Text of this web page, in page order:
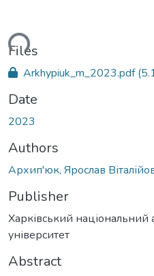
Files
Arkhypiuk_m_2023.pdf
Date
2023
Authors
Архип'юк, Ярослав
Publisher
Харківський
університет
Abstract